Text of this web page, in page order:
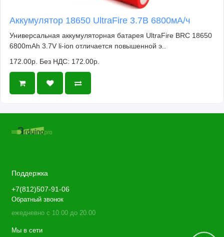
Аккумулятор 18650 UltraFire 3.7В 6800мА/ч
Универсальная аккумуляторная батарея UltraFire BRC 18650
6800mAh 3.7V li-ion отличается повышенной э..
172.00р. Без НДС: 172.00р.
Поддержка
+7(812)507-91-06
Обратный звонок
ежедневно с 10.00 до 20.00
Мы в сети